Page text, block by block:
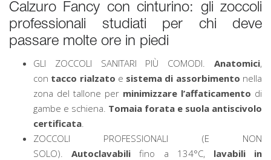
Calzuro Fancy con cinturino: gli zoccoli
professionali studiati per chi deve
passare molte ore in piedi
GLI ZOCCOLI SANITARI PIÙ COMODI. Anatomici,
con tacco rialzato e sistema di assorbimento nella
zona del tallone per minimizzare l’affaticamento di
gambe e schiena. Tomaia forata e suola antiscivolo
certificata
ZOCCOLI PROFESSIONALI (E NON
SOLO).Autoclavabili fino a 134°C, lavabili in